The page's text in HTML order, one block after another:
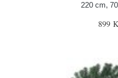
220 cm,
899